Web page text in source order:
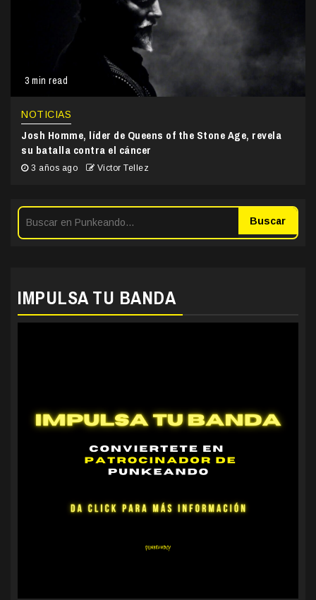
3 min read
NOTICIAS
Josh Homme, líder de Queens of the Stone Age, revela
su batalla contra el cáncer
3 años ago Victor Tellez
Buscar
IMPULSA TU BANDA